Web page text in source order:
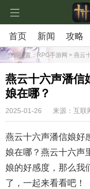
首页 新闻 攻略
当前位置：RPG手游网 > 燕云
燕云十六声潘信
娘在哪？
2025-01-26 来源：互联
燕云十六声潘信娘好
娘在哪？燕云十六声
娘的好感度，那么我
了，一起来看看吧！